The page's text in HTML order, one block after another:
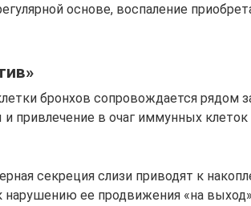
основе, воспаление
бронхов сопровождается рядом
привлечение в очаг иммунных клеток
секреция слизи приводят к
ее продвижения «на